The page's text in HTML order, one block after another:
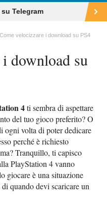
Telegram
Come velocizzare i download su PS4
download su
4ti sembra di aspettare
del tuo gioco preferito? O
ogni volta di poter dedicare
perché è richiesto
Tranquillo, ti capisco
PlayStation 4 vanno
giocare è una situazione
quando devi scaricare un